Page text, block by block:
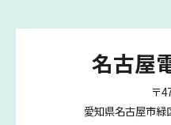
名古屋
〒
愛知県名古屋市緑